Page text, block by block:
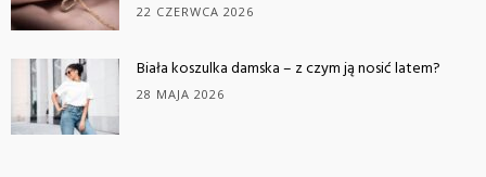
22 CZERWCA 2026
Biała koszulka damska – z czym ją nosić latem?
28 MAJA 2026